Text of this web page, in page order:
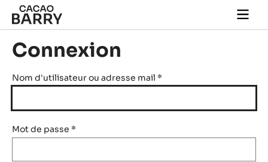
Skip to main content
main
Connexion
Nom d'utilisateur ou adresse mail *
Mot de passe *